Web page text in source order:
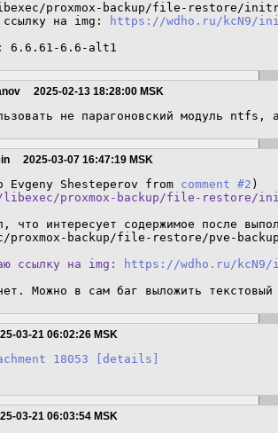
proxmox-backup/file-restore/
ссылку на img:
https://wdho.ru/kcN9/
6.6.61-6.6-alt1
2025-02-13 18:28:00 MSK
не парагоновский модуль
2025-03-07 16:47:19 MSK
Shesteperov from comment #2
proxmox-backup/file-restore/
что интересует содержимое после
backup/file-restore/pve-
ссылку на img:
https://wdho.ru/
Можно в сам баг выложить
03-21 06:02:26 MSK
18053
[details]
03-21 06:03:54 MSK